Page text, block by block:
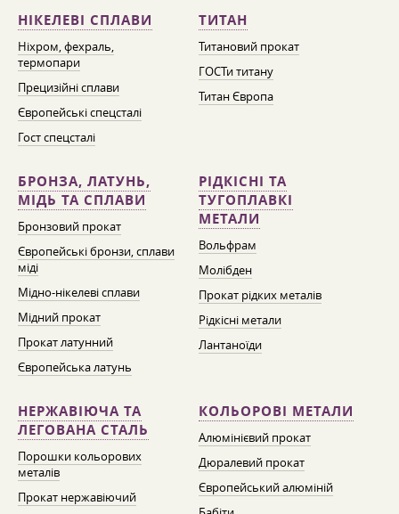
НІКЕЛЕВІ СПЛАВИ
Ніхром, фехраль,
термопари
Прецизійні сплави
Європейські спецсталі
Гост спецсталі
ТИТАН
Титановий прокат
ГОСТи титану
Титан Європа
БРОНЗА, ЛАТУНЬ,
МІДЬ ТА СПЛАВИ
Бронзовий прокат
Європейські бронзи, сплави
міді
Мідно-нікелеві сплави
Мідний прокат
Прокат латунний
Європейська латунь
РІДКІСНІ ТА
ТУГОПЛАВКІ
МЕТАЛИ
Вольфрам
Молібден
Прокат рідких металів
Рідкісні метали
Лантаноїди
НЕРЖАВІЮЧА ТА
ЛЕГОВАНА СТАЛЬ
Порошки кольорових
металів
Прокат нержавіючий
КОЛЬОРОВІ МЕТАЛИ
Алюмінієвий прокат
Дюралевий прокат
Європейський алюміній